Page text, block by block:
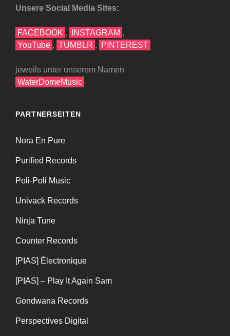
Unsere Social Media Sites:
FACEBOOK , INSTAGRAM ,
YouTube , TUMBLR , PINTEREST
jeweils unter unserem Namen
WaterDomeMusic
PARTNERSEITEN
Nora En Pure
Purified Records
Poli-Poli Music
Univack Records
Ninja Tune
Counter Records
[PIAS] Électronique
[PIAS] – Play It Again Sam
Gondwana Records
Perspectives Digital